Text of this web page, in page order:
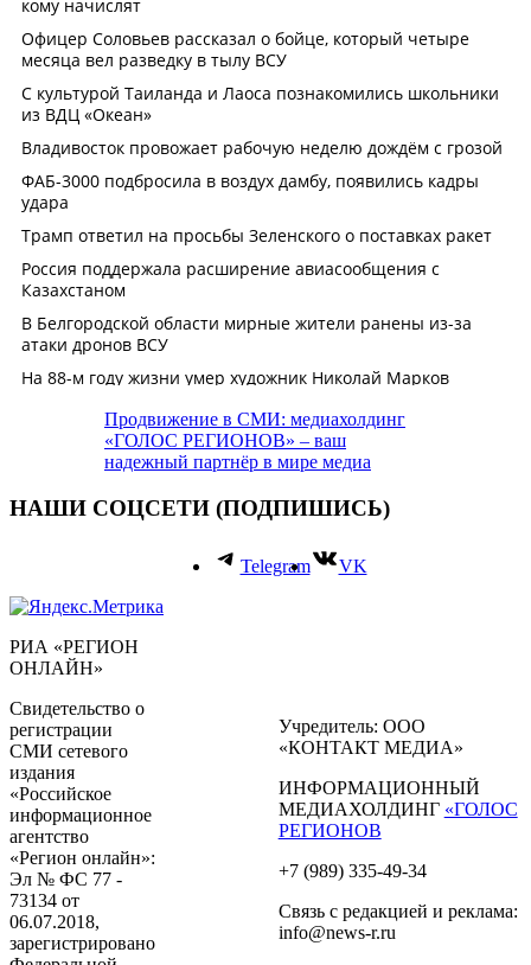
Продвижение в СМИ: медиахолдинг
«ГОЛОС РЕГИОНОВ» – ваш
надежный партнёр в мире медиа
НАШИ СОЦСЕТИ (ПОДПИШИСЬ)
Telegram VK
РИА «РЕГИОН
ОНЛАЙН»
Свидетельство о
регистрации
СМИ сетевого
издания
«Российское
информационное
агентство
«Регион онлайн»:
Эл № ФС 77 -
73134 от
06.07.2018,
зарегистрировано
Учредитель: ООО
«КОНТАКТ МЕДИА»
ИНФОРМАЦИОННЫЙ
МЕДИАХОЛДИНГ «ГОЛОС
РЕГИОНОВ
+7 (989) 335-49-34
Связь с редакцией и реклама:
info@news-r.ru